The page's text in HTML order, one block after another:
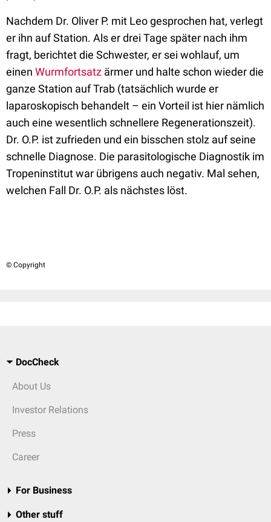
Nachdem Dr. Oliver P. mit Leo gesprochen hat, verlegt
er ihn auf Station. Als er drei Tage später nach ihm
fragt, berichtet die Schwester, er sei wohlauf, um
einen Wurmfortsatz ärmer und halte schon wieder die
ganze Station auf Trab (tatsächlich wurde er
laparoskopisch behandelt – ein Vorteil ist hier nämlich
auch eine wesentlich schnellere Regenerationszeit).
Dr. O.P. ist zufrieden und ein bisschen stolz auf seine
schnelle Diagnose. Die parasitologische Diagnostik im
Tropeninstitut war übrigens auch negativ. Mal sehen,
welchen Fall Dr. O.P. als nächstes löst.
© Copyright
DocCheck
About Us
Investor Relations
Press
Career
For Business
Other stuff